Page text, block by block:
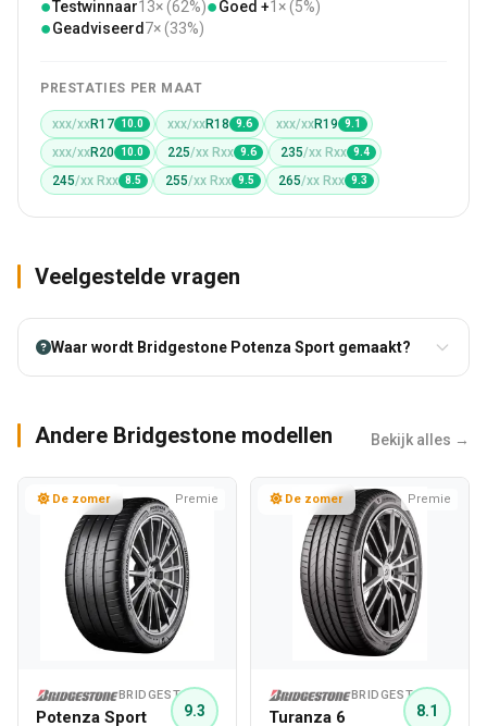
●Testwinnaar13× (62%)●Goed +1× (5%)
●Geadviseerd 7× (33%)
PRESTATIES PER MAAT
xxx/xxR17 10.0 xxx/xxR18 9.6 xxx/xxR19 9.1
xxx/xxR20 10.0 225/xx Rxx 9.6 235/xx Rxx 9.4
245/xx Rxx 8.5 255/xx Rxx 9.5 265/xx Rxx 9.3
Veelgestelde vragen
Waar wordt Bridgestone Potenza Sport gemaakt?
Andere Bridgestone modellen Bekijk alles →
De zomer Premie
BRIDGESTONE
Potenza Sport
9.3
De zomer Premie
BRIDGESTONE
Turanza 6 8.1